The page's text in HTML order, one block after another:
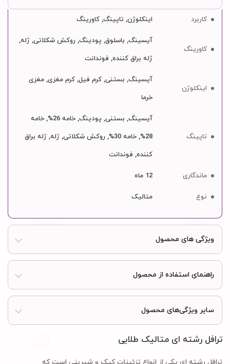
کاربرد اینکلوژن, تاپینگ, کاورینگ
کاورینگ
آیسینگ, باسلوق, پودینگ, روکش شکلاتی, ژله,
ژله براق کننده, فوندانت
اینکلوژن
آیسینگ, بستنی, کرم فیل, کرم مغزی, مغزی
خرما
تاپینگ
آیسینگ, بستنی, پودینگ, خامه 26%, خامه
28%, خامه 30%, روکش شکلاتی, ژله, ژله براق
کننده, فوندانت
ماندگاری 12 ماه
نوع متالیک
ویژگی های محصول
راهنمای استفاده از محصول
سایر ویژگی‌های محصول
ترافل رشته ای متالیک طلایی